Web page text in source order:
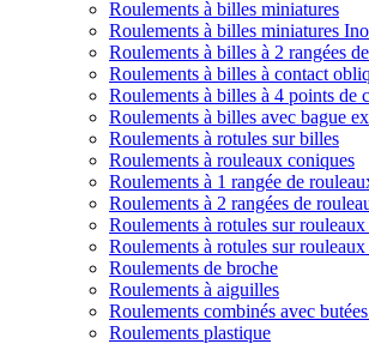
Roulements à billes miniatures
Roulements à billes miniatures
Roulements à billes à 2 rangées
Roulements à billes à contact
Roulements à billes à 4 points de
Roulements à billes avec bague
Roulements à rotules sur billes
Roulements à rouleaux coniques
Roulements à 1 rangée de
Roulements à 2 rangées de
Roulements à rotules sur
Roulements à rotules sur
Roulements de broche
Roulements à aiguilles
Roulements combinés avec
Roulements plastique